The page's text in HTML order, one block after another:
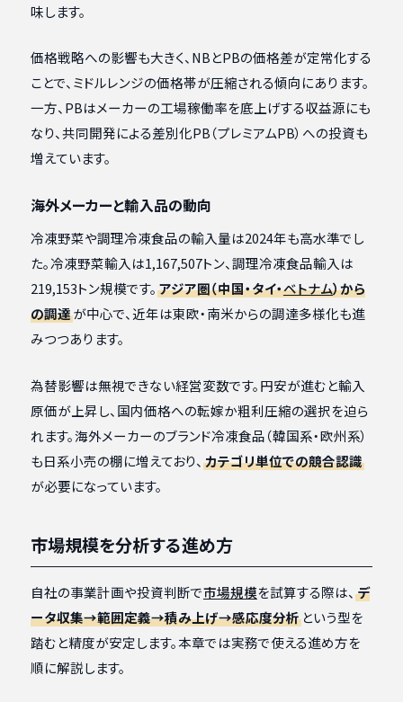
味します。
価格戦略への影響も大きく、NBとPBの価格差が定常化する
ことで、ミドルレンジの価格帯が圧縮される傾向にあります。
一方、PBはメーカーの工場稼働率を底上げする収益源にも
なり、共同開発による差別化PB（プレミアムPB）への投資も
増えています。
海外メーカーと輸入品の動向
冷凍野菜や調理冷凍食品の輸入量は2024年も高水準でし
た。冷凍野菜輸入は1,167,507トン、調理冷凍食品輸入は
219,153トン規模です。 アジア圏（中国・タイ・ベトナム）から
の調達が中心で、近年は東欧・南米からの調達多様化も進
みつつあります。
為替影響は無視できない経営変数です。円安が進むと輸入
原価が上昇し、国内価格への転嫁か粗利圧縮の選択を迫ら
れます。海外メーカーのブランド冷凍食品（韓国系・欧州系）
も日系小売の棚に増えており、 カテゴリ単位での競合認識
が必要になっています。
市場規模を分析する進め方
自社の事業計画や投資判断で市場規模を試算する際は、 デ
ータ収集→範囲定義→積み上げ→感応度分析という型を
踏むと精度が安定します。本章では実務で使える進め方を
順に解説します。